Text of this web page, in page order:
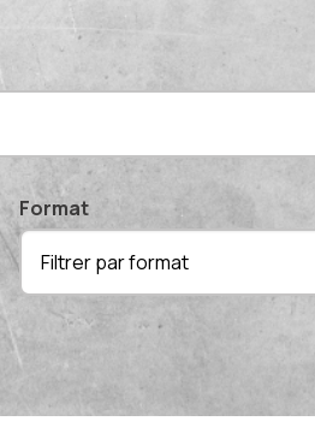
Format
Filtrer par format